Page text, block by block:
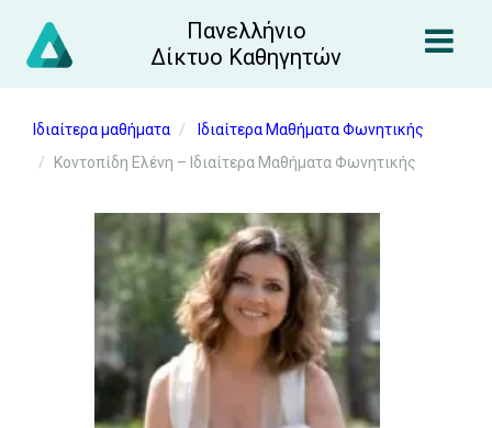
Πανελλήνιο
Δίκτυο Καθηγητών
Ιδιαίτερα μαθήματα
Ιδιαίτερα Μαθήματα Φωνητικής
Κοντοπίδη Ελένη – Ιδιαίτερα Μαθήματα Φωνητικής